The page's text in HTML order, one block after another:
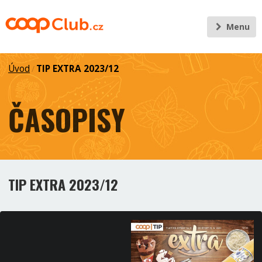
Menu
Úvod / TIP EXTRA 2023/12
ČASOPISY
TIP EXTRA 2023/12